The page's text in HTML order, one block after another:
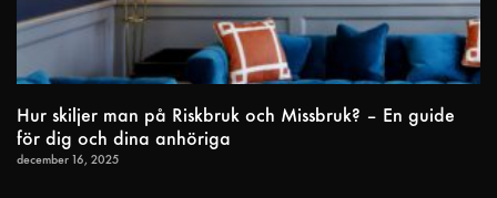
Hur skiljer man på Riskbruk och Missbruk? – En guide
för dig och dina anhöriga
december 16, 2025